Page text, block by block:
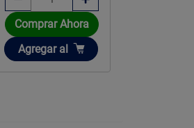
Comprar Ahora
Añadir
Agregar al